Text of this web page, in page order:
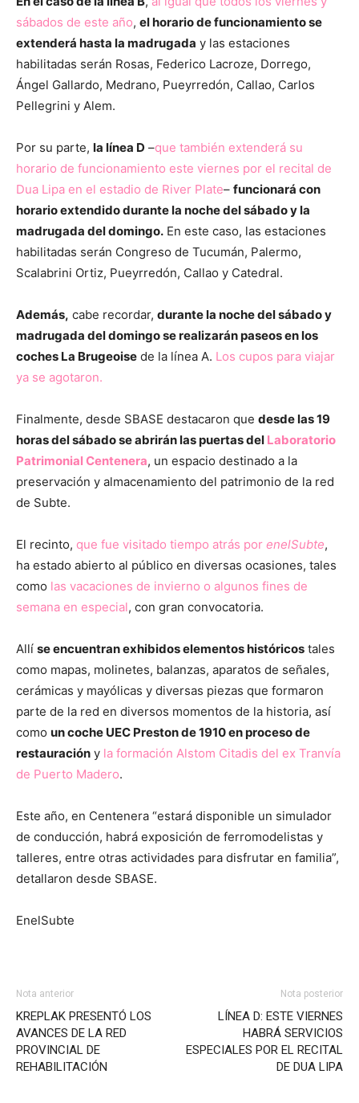
sábados de este año, el horario de funcionamiento se
extenderá hasta la madrugada y las estaciones
habilitadas serán Rosas, Federico Lacroze, Dorrego,
Ángel Gallardo, Medrano, Pueyrredón, Callao, Carlos
Pellegrini y Alem.
Por su parte, la línea D –que también extenderá su
horario de funcionamiento este viernes por el recital de
Dua Lipa en el estadio de River Plate– funcionará con
horario extendido durante la noche del sábado y la
madrugada del domingo. En este caso, las estaciones
habilitadas serán Congreso de Tucumán, Palermo,
Scalabrini Ortiz, Pueyrredón, Callao y Catedral.
Además, cabe recordar, durante la noche del sábado y
madrugada del domingo se realizarán paseos en los
coches La Brugeoise de la línea A. Los cupos para viajar
ya se agotaron.
Finalmente, desde SBASE destacaron que desde las 19
horas del sábado se abrirán las puertas del Laboratorio
Patrimonial Centenera, un espacio destinado a la
preservación y almacenamiento del patrimonio de la red
de Subte.
El recinto, que fue visitado tiempo atrás por enelSubte,
ha estado abierto al público en diversas ocasiones, tales
como las vacaciones de invierno o algunos fines de
semana en especial, con gran convocatoria.
Allí se encuentran exhibidos elementos históricos tales
como mapas, molinetes, balanzas, aparatos de señales,
cerámicas y mayólicas y diversas piezas que formaron
parte de la red en diversos momentos de la historia, así
como un coche UEC Preston de 1910 en proceso de
restauración y la formación Alstom Citadis del ex Tranvía
de Puerto Madero.
Este año, en Centenera “estará disponible un simulador
de conducción, habrá exposición de ferromodelistas y
talleres, entre otras actividades para disfrutar en familia”,
detallaron desde SBASE.
EnelSubte
Nota anterior
KREPLAK PRESENTÓ LOS
AVANCES DE LA RED
PROVINCIAL DE
REHABILITACIÓN
Nota posterior
LÍNEA D: ESTE VIERNES
HABRÁ SERVICIOS
ESPECIALES POR EL RECITAL
DE DUA LIPA